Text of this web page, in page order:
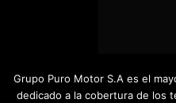
Grupo Puro Motor S.A es el
dedicado a la cobertura de los